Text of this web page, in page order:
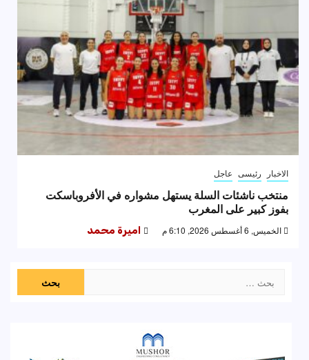
الاخبار رئيسى عاجل
منتخب ناشئات السلة يستهل مشواره في الأفروباسكت
بفوز كبير على المغرب
الخميس, 6 أغسطس 2026, 6:10 م اميرة محمد
عن: